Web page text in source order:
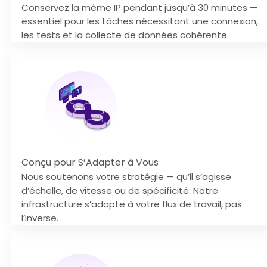
Conservez la même IP pendant jusqu’à 30 minutes —
essentiel pour les tâches nécessitant une connexion,
les tests et la collecte de données cohérente.
Conçu pour S’Adapter à Vous
Nous soutenons votre stratégie — qu’il s’agisse
d’échelle, de vitesse ou de spécificité. Notre
infrastructure s’adapte à votre flux de travail, pas
l’inverse.